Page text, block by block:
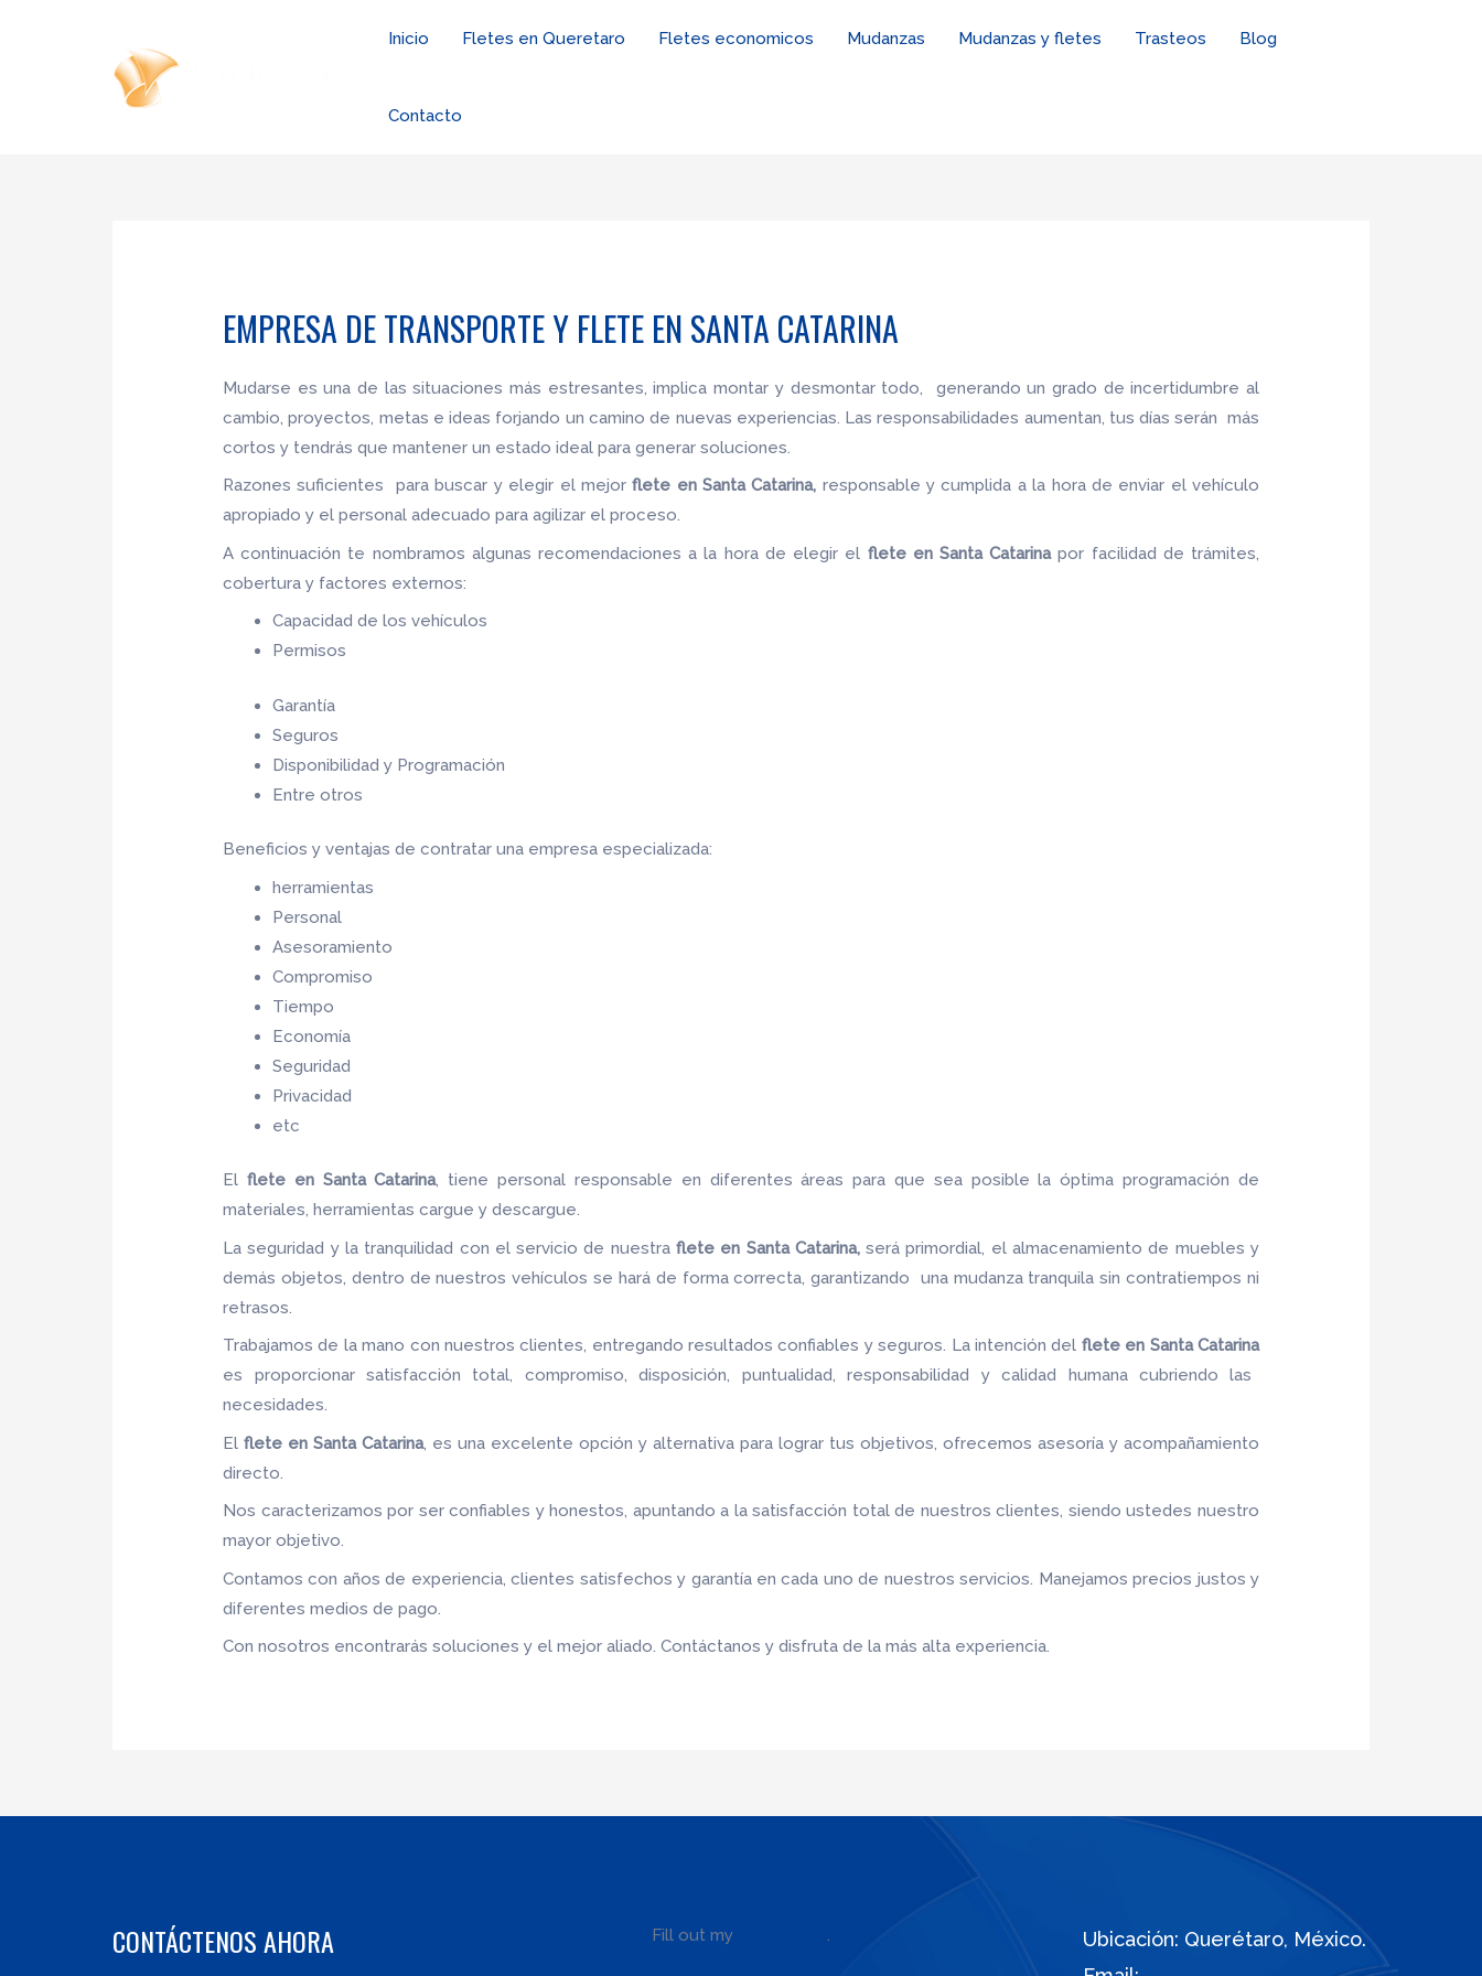
Inicio Fletes en Queretaro Fletes economicos Mudanzas Mudanzas y fletes Trasteos Blog
Contacto
EMPRESA DE TRANSPORTE Y FLETE EN SANTA CATARINA
Mudarse es una de las situaciones más estresantes, implica montar y desmontar todo, generando un grado de incertidumbre al
cambio, proyectos, metas e ideas forjando un camino de nuevas experiencias. Las responsabilidades aumentan, tus días serán más
cortos y tendrás que mantener un estado ideal para generar soluciones.
Razones suficientes para buscar y elegir el mejorflete en Santa Catarina, responsable y cumplida a la hora de enviar el vehículo
apropiado y el personal adecuado para agilizar el proceso.
A continuación te nombramos algunas recomendaciones a la hora de elegir el flete en Santa Catarinapor facilidad de trámites,
cobertura y factores externos:
Capacidad de los vehículos
Permisos
Garantía
Seguros
Disponibilidad y Programación
Entre otros
Beneficios y ventajas de contratar una empresa especializada:
herramientas
Personal
Asesoramiento
Compromiso
Tiempo
Economía
Seguridad
Privacidad
etc
El flete en Santa Catarina, tiene personal responsable en diferentes áreas para que sea posible la óptima programación de
materiales, herramientas cargue y descargue.
La seguridad y la tranquilidad con el servicio de nuestra flete en Santa Catarina,será primordial, el almacenamiento de muebles y
demás objetos, dentro de nuestros vehículos se hará de forma correcta, garantizando una mudanza tranquila sin contratiempos ni
retrasos.
Trabajamos de la mano con nuestros clientes, entregando resultados confiables y seguros. La intención del flete en Santa Catarina
es proporcionar satisfacción total, compromiso, disposición, puntualidad, responsabilidad y calidad humana cubriendo las
necesidades.
Elflete en Santa Catarina, es una excelente opción y alternativa para lograr tus objetivos, ofrecemos asesoría y acompañamiento
directo.
Nos caracterizamos por ser confiables y honestos, apuntando a la satisfacción total de nuestros clientes, siendo ustedes nuestro
mayor objetivo.
Contamos con años de experiencia, clientes satisfechos y garantía en cada uno de nuestros servicios. Manejamos precios justos y
diferentes medios de pago.
Con nosotros encontrarás soluciones y el mejor aliado.Contáctanos y disfruta de la más alta experiencia.
CONTÁCTENOS AHORA Fill out my .
Ubicación: Querétaro, México.